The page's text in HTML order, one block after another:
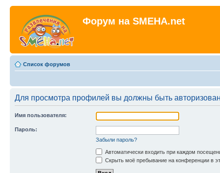
Форум на SMEHA.net
Список форумов
Для просмотра профилей вы должны быть
Имя пользователя:
Пароль:
Забыли пароль?
Автоматически входить при каждом
Скрыть моё пребывание на конференции в